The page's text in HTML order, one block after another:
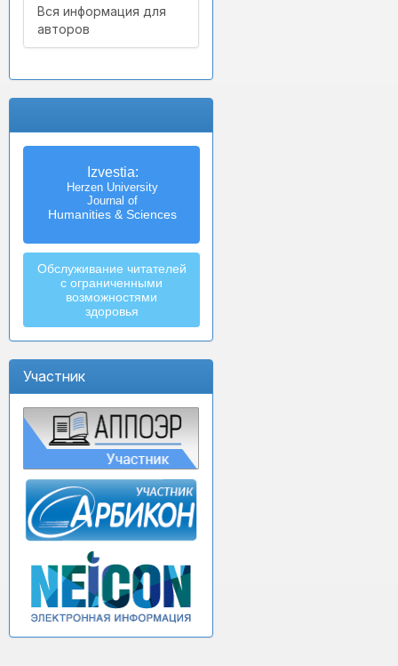
Вся информация для
авторов
Izvestia:
Herzen University
Journal of
Humanities & Sciences
Обслуживание читателей
с ограниченными
возможностями
здоровья
Участник